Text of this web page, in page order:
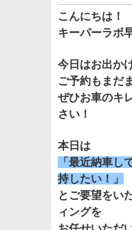
こんにちは！
キーパーラボ
今日はお出か
ご予約もまだ
ぜひお車のキ
さい！
本日は
「最近納車し
持したい！
」
とご要望をい
ィングを